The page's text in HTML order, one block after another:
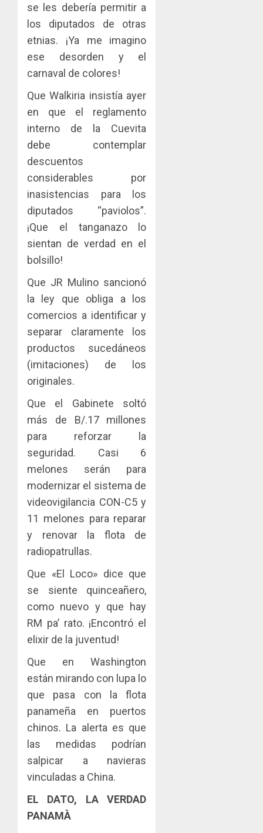
se les debería permitir a
los diputados de otras
etnias. ¡Ya me imagino
ese desorden y el
carnaval de colores!
Que Walkiria insistía ayer
en que el reglamento
interno de la Cuevita
debe contemplar
descuentos
considerables por
inasistencias para los
diputados “paviolos”.
¡Que el tanganazo lo
sientan de verdad en el
bolsillo!
Que JR Mulino sancionó
la ley que obliga a los
comercios a identificar y
separar claramente los
productos sucedáneos
(imitaciones) de los
originales.
Que el Gabinete soltó
más de B/.17 millones
para reforzar la
seguridad. Casi 6
melones serán para
modernizar el sistema de
videovigilancia CON-C5 y
11 melones para reparar
y renovar la flota de
radiopatrullas.
Que «El Loco» dice que
se siente quinceañero,
como nuevo y que hay
RM pa’ rato. ¡Encontró el
elixir de la juventud!
Que en Washington
están mirando con lupa lo
que pasa con la flota
panameña en puertos
chinos. La alerta es que
las medidas podrían
salpicar a navieras
vinculadas a China.
EL DATO, LA VERDAD
PANAMÀ